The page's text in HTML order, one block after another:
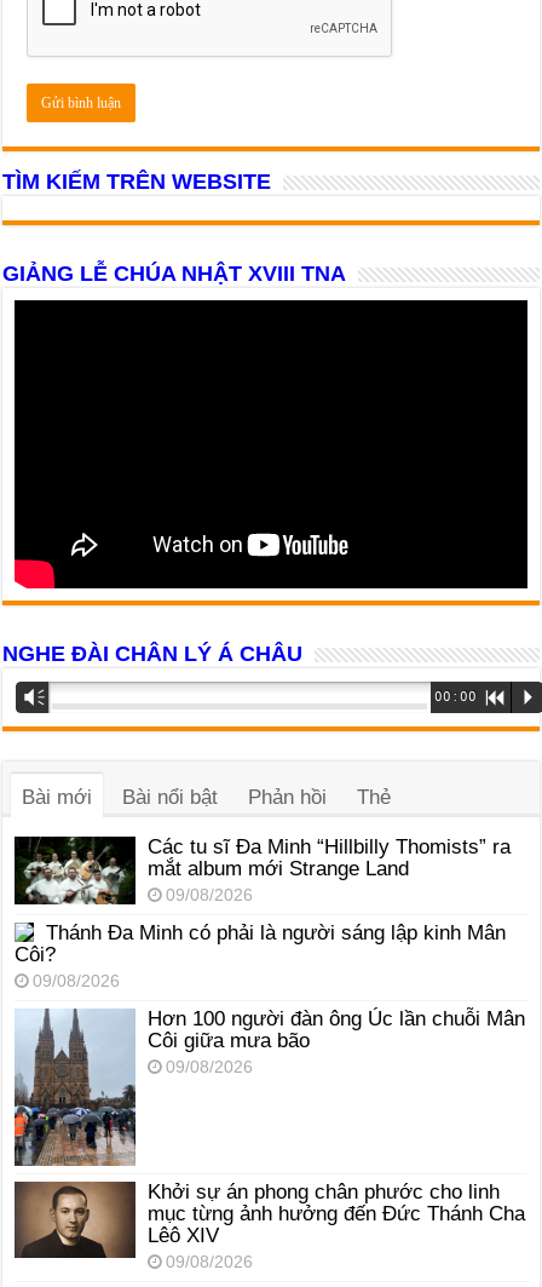
TÌM KIẾM TRÊN WEBSITE
GIẢNG LỄ CHÚA NHẬT XVIII TNA
NGHE ĐÀI CHÂN LÝ Á CHÂU
Trình
phát
âm
Vm 00:00 R P
Bài mới Bài nổi bật Phản hồi Thẻ
Các tu sĩ Đa Minh “Hillbilly Thomists” ra
mắt album mới Strange Land
09/08/2026
Thánh Đa Minh có phải là người sáng lập kinh Mân
Côi?
09/08/2026
Hơn 100 người đàn ông Úc lần chuỗi Mân
Côi giữa mưa bão
09/08/2026
Khởi sự án phong chân phước cho linh
mục từng ảnh hưởng đến Đức Thánh Cha
Lêô XIV
09/08/2026